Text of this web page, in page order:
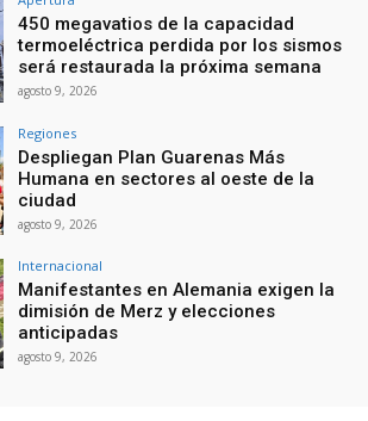
450 megavatios de la capacidad
termoeléctrica perdida por los sismos
será restaurada la próxima semana
agosto 9, 2026
Regiones
Despliegan Plan Guarenas Más
Humana en sectores al oeste de la
ciudad
agosto 9, 2026
Internacional
Manifestantes en Alemania exigen la
dimisión de Merz y elecciones
anticipadas
agosto 9, 2026